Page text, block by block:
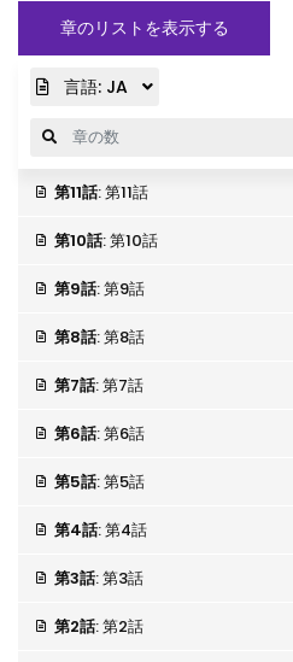
章のリストを表示する
言語: JA
第11話: 第11話
第10話: 第10話
第9話: 第9話
第8話: 第8話
第7話: 第7話
第6話: 第6話
第5話: 第5話
第4話: 第4話
第3話: 第3話
第2話: 第2話